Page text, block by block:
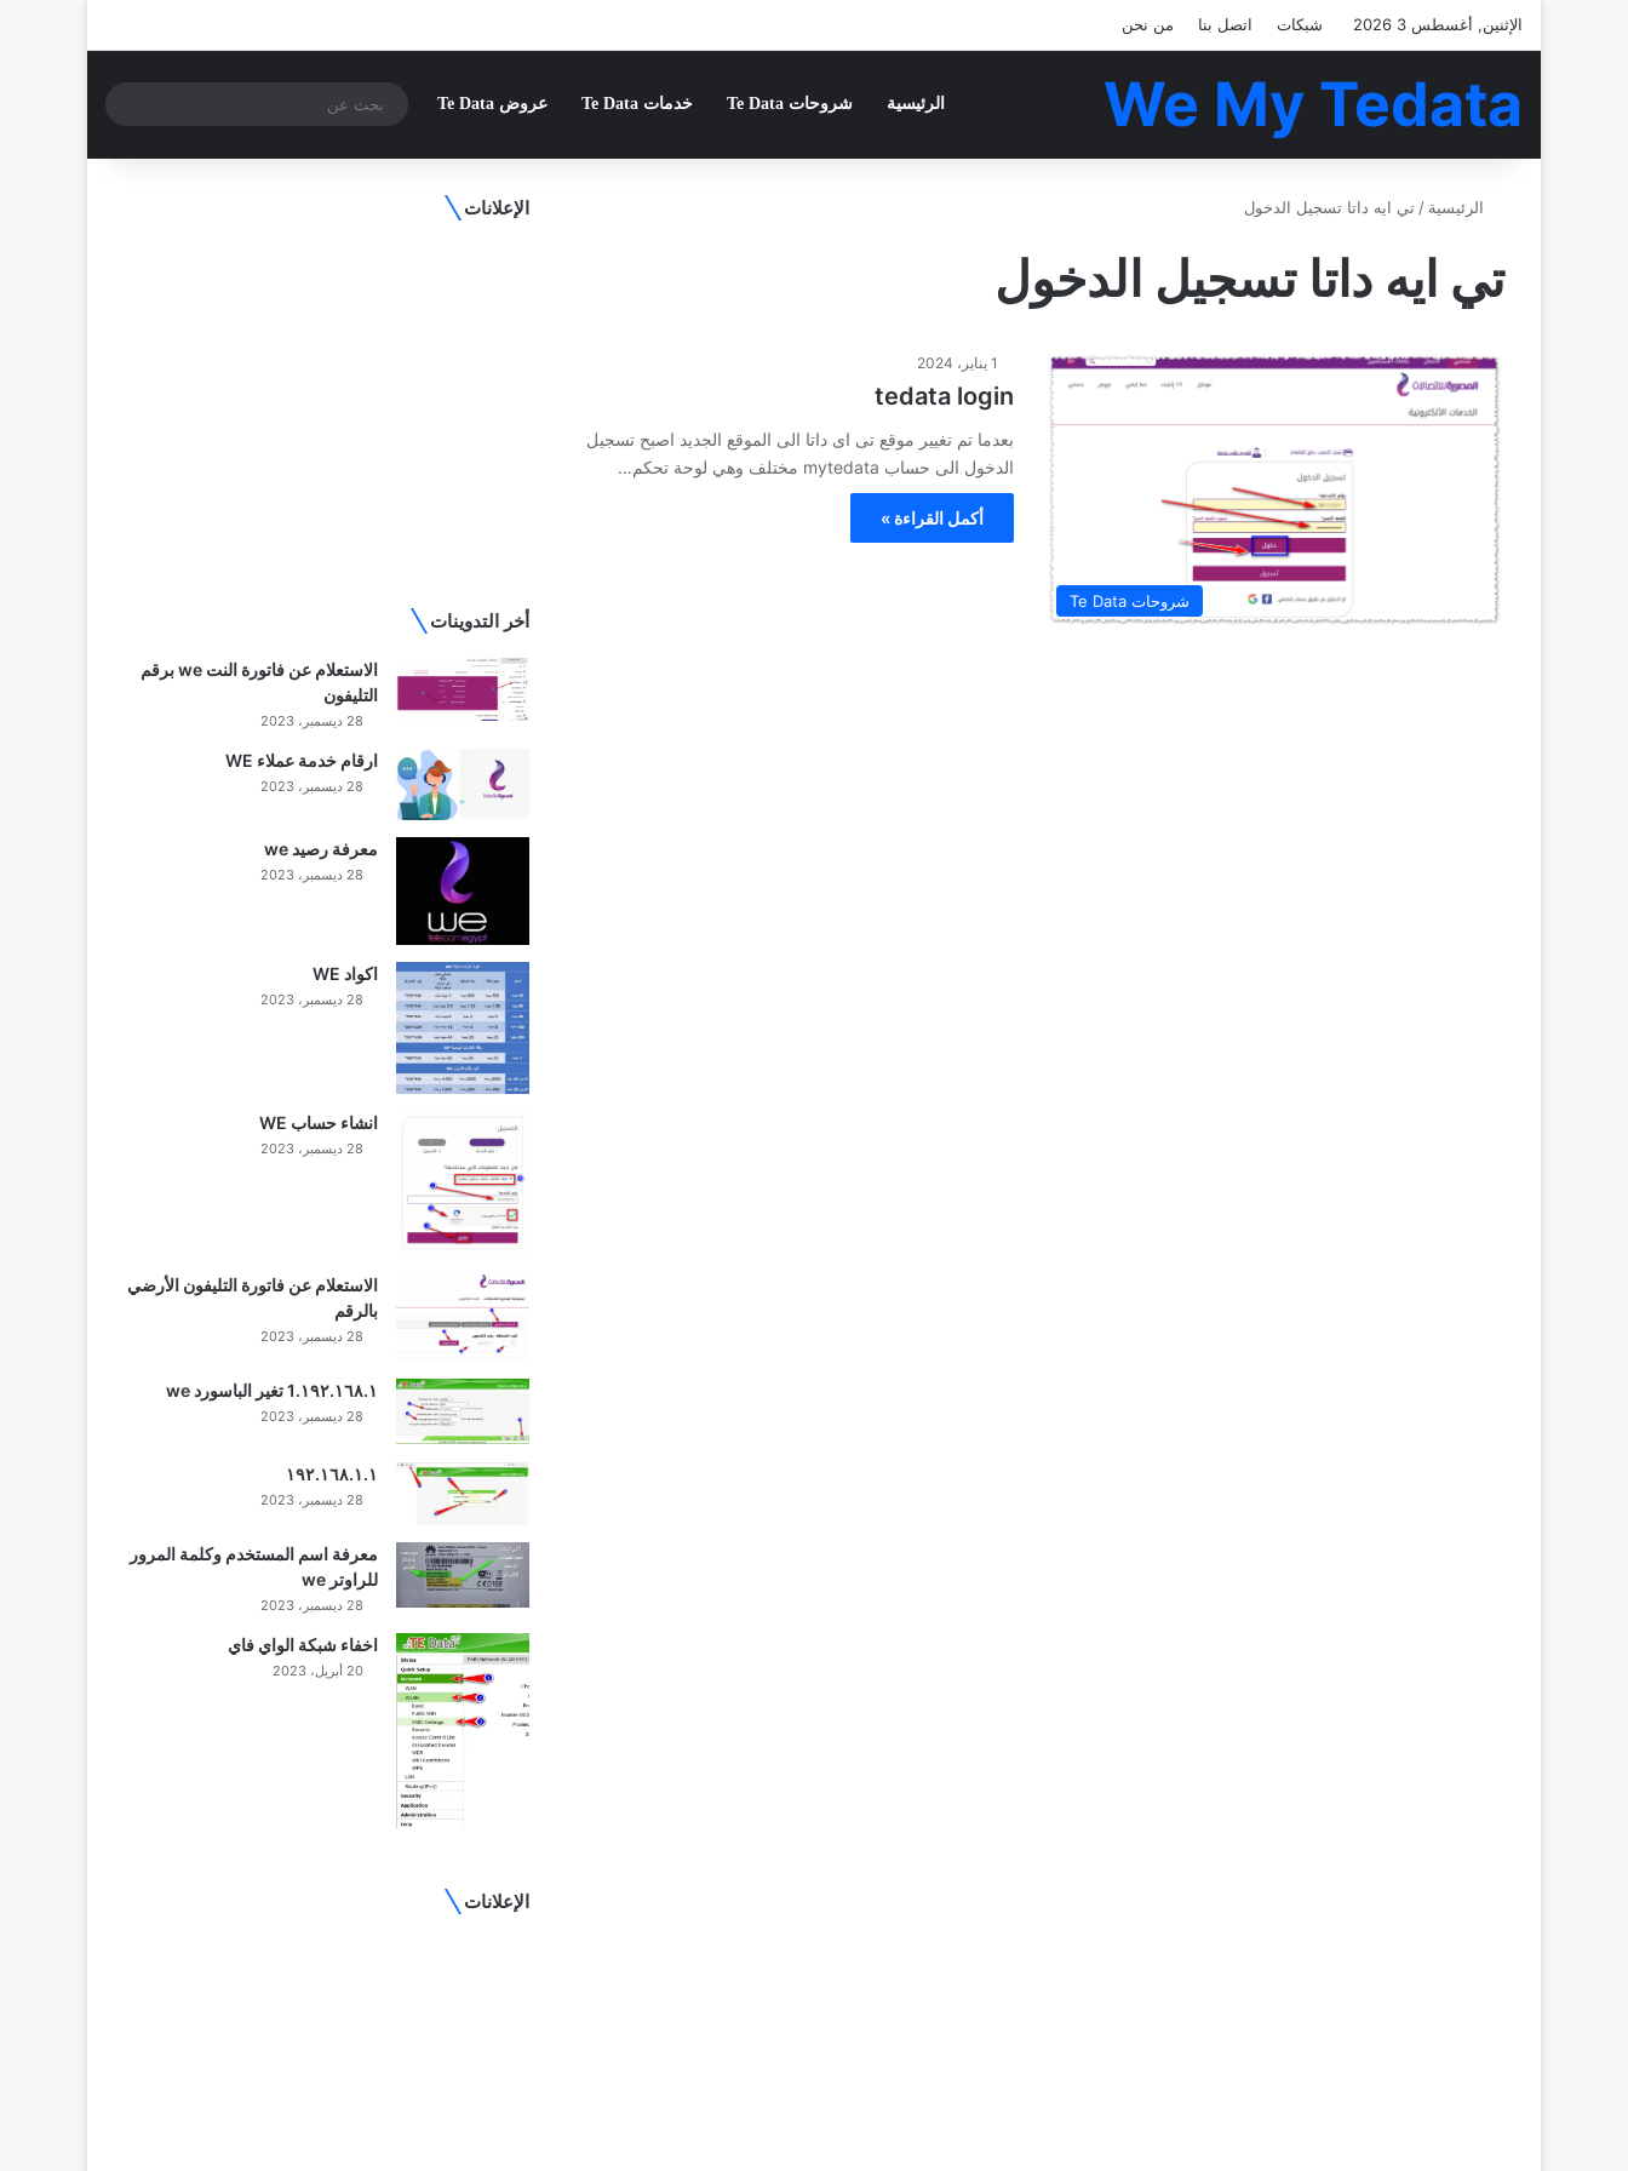
الإثنين, أغسطس 3 2026 شبكات اتصل بنا من نحن
We My Tedata الرئيسية شروحات Te Data خدمات Te Data عروض Te Data
الرئيسية / تي ايه داتا تسجيل الدخول
تي ايه داتا تسجيل الدخول
شروحات Te Data
1 يناير، 2024
tedata login
بعدما تم تغيير موقع تى اى داتا الى الموقع الجديد اصبح تسجيل
الدخول الى حساب mytedata مختلف وهي لوحة تحكم…
أكمل القراءة »
الإعلانات
أخر التدوينات
الاستعلام عن فاتورة النت we برقم
التليفون
28 ديسمبر، 2023
ارقام خدمة عملاء WE
28 ديسمبر، 2023
معرفة رصيد we
28 ديسمبر، 2023
اكواد WE
28 ديسمبر، 2023
انشاء حساب WE
28 ديسمبر، 2023
الاستعلام عن فاتورة التليفون الأرضي
بالرقم
28 ديسمبر، 2023
١٩٢.١٦٨.١.1 تغير الباسورد we
28 ديسمبر، 2023
١٩٢.١٦٨.١.١
28 ديسمبر، 2023
معرفة اسم المستخدم وكلمة المرور
للراوتر we
28 ديسمبر، 2023
اخفاء شبكة الواي فاي
20 أبريل، 2023
الإعلانات